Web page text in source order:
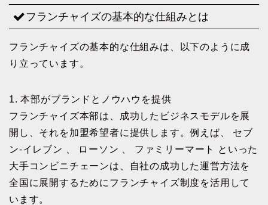
フランチャイズの基本的な仕組みとは
フランチャイズの基本的な仕組みは、以下のように成
り立っています。
1. 本部がブランドとノウハウを提供
フランチャイズ本部は、成功したビジネスモデルを展
開し、それを加盟希望者に提供します。例えば、 セブ
ン-イレブン 、 ローソン 、 ファミリーマート といった
大手コンビニチェーンは、自社の成功した運営方法を
全国に展開するためにフランチャイズ制度を活用して
います。